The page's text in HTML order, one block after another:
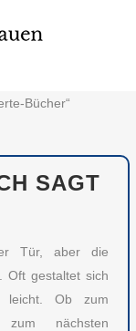
Bücher“
SAGT
Tür, aber die
Oft gestaltet sich
leicht. Ob zum
nächsten